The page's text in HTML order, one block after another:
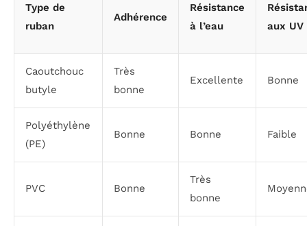
Type de
ruban
Adhérence
Résistance
à l’eau
aux UV
Caoutchouc
butyle
Très
bonne
Excellente Bonne
Polyéthylène
(PE)
Bonne Bonne Faible
PVC Bonne
Très
bonne